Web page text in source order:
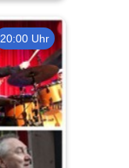
20:00 Uhr